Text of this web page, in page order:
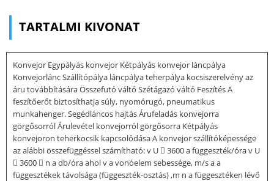
TARTALMI KIVONAT
Konvejor Egypályás konvejor Kétpályás konvejor láncpálya
Konvejorlánc Szállítópálya láncpálya teherpálya kocsiszerelvény az
áru továbbítására Összefutó váltó Szétágazó váltó Feszítés A
feszítőerőt biztosíthatja súly, nyomórugó, pneumatikus
munkahenger. Segédláncos hajtás Árufeladás konvejorra
görgősorról Árulevétel konvejorról görgősorra Kétpályás
konvejoron teherkocsik kapcsolódása A konvejor szállítóképessége
az alábbi összefüggéssel számítható: v U  3600 a függeszték/óra v U
 3600  n a db/óra ahol v a vonóelem sebessége, m/s a a
függesztékek távolsága (függeszték-osztás) ,m n a függesztéken lévő